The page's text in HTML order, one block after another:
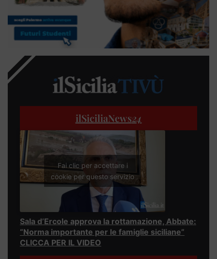
ilSiciliaNews24
Fai clic per accettare i
cookie per questo servizio
Sala d’Ercole approva la rottamazione, Abbate:
“Norma importante per le famiglie siciliane”
CLICCA PER IL VIDEO